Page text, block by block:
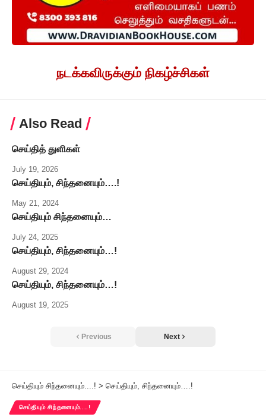
நடக்கவிருக்கும் நிகழ்ச்சிகள்
Also Read
செய்தித் துளிகள்
July 19, 2026
செய்தியும், சிந்தனையும்….!
May 21, 2024
செய்தியும் சிந்தனையும்…
July 24, 2025
செய்தியும், சிந்தனையும்…!
August 29, 2024
செய்தியும், சிந்தனையும்…!
August 19, 2025
Previous Next
செய்தியும் சிந்தனையும்....! > செய்தியும், சிந்தனையும்….!
செய்தியும் சிந்தனையும்....!